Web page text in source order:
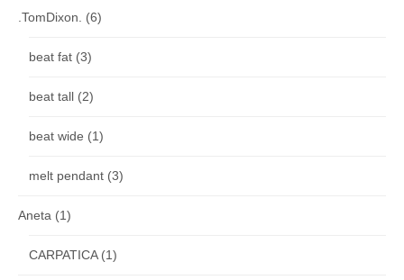
.TomDixon. (6)
beat fat (3)
beat tall (2)
beat wide (1)
melt pendant (3)
Aneta (1)
CARPATICA(1)